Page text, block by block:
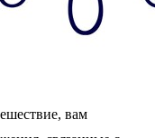
вам